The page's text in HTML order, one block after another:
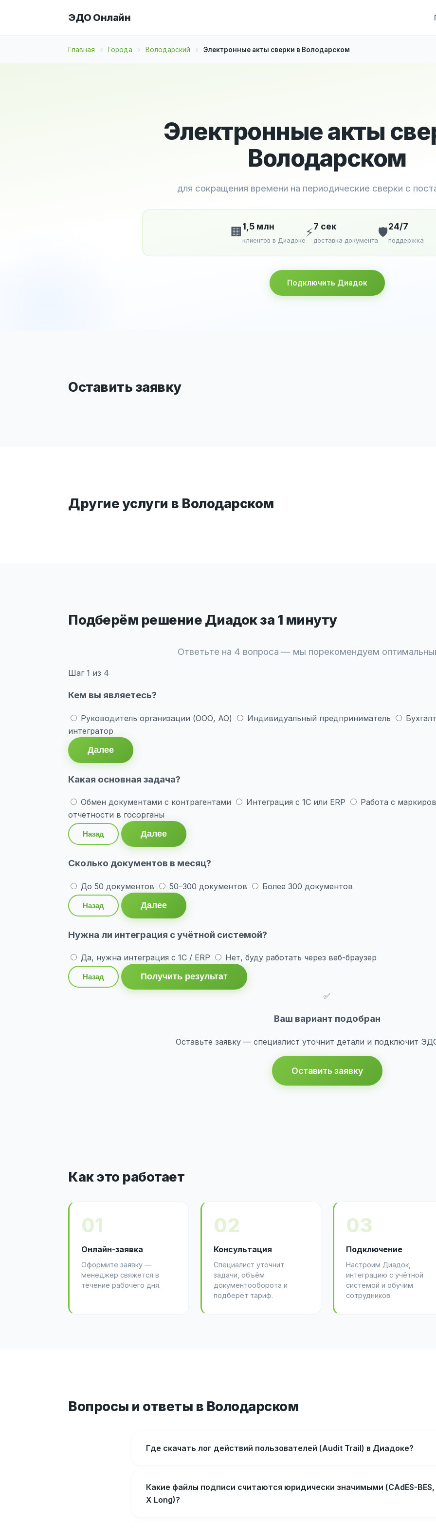
ЭДО Онлайн
Главная Города Володарский Электронные акты сверки в Володарском
Электронные акты
Володарском
для сокращения времени на периодические сверки с
🏢 1,5 млн
клиентов в Диадоке
⚡7 сек
доставка документа
🛡️24/7
поддержка
Подключить Диадок
Оставить заявку
Другие услуги в Володарском
Подберём решение Диадок за 1 минуту
Ответьте на 4 вопроса — мы порекомендуем
Шаг 1 из 4
Кем вы являетесь?
Руководитель организации (ООО, АО) Индивидуальный предприниматель
интегратор
Далее
Какая основная задача?
Обмен документами с контрагентами Интеграция с 1С или ERP Работа с
отчётности в госорганы
Назад Далее
Сколько документов в месяц?
До 50 документов 50–300 документов Более 300 документов
Назад Далее
Нужна ли интеграция с учётной системой?
Да, нужна интеграция с 1С / ERP Нет, буду работать через веб-браузер
Назад
Получить результат
✅
Ваш вариант подобран
Оставьте заявку — специалист уточнит детали и подключит
Оставить заявку
Как это работает
01
Онлайн-заявка
Оформите заявку —
менеджер свяжется в
течение рабочего дня.
02
Консультация
Специалист уточнит
задачи, объём
документооборота и
подберёт тариф.
03
Подключение
Настроим Диадок,
интеграцию с учётной
системой и обучим
сотрудников.
Вопросы и ответы в Володарском
Где скачать лог действий пользователей (Audit Trail) в Диадоке?
Какие файлы подписи считаются юридически значимыми (CAdES-BES,
X Long)?